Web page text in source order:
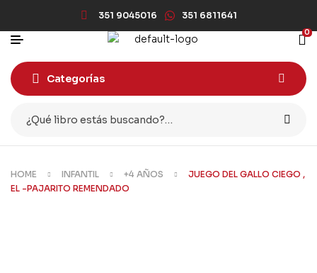
351 9045016 351 6811641
0
Categorías
HOME INFANTIL +4 AÑOS
JUEGO DEL GALLO CIEGO ,
EL -PAJARITO REMENDADO